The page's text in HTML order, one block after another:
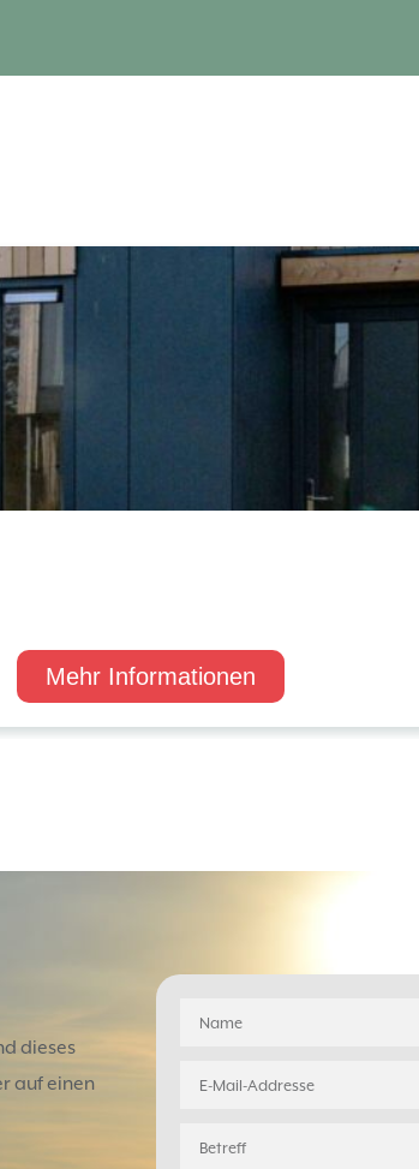
Mehr Informationen
dieses
auf einen